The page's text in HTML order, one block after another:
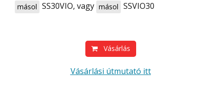
másol SS30VIO, vagy másol SSVIO30
Vásárlás
Vásárlási útmutató itt